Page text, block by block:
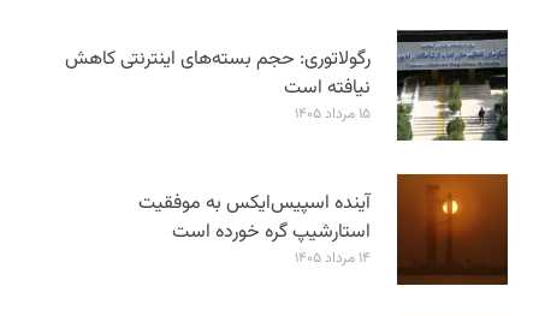
رگولاتوری: حجم بسته‌های اینترنتی کاهش
نیافته است
۱۵ مرداد ۱۴۰۵
آینده اسپیس‌ایکس به موفقیت
استارشیپ گره خورده است
۱۴ مرداد ۱۴۰۵